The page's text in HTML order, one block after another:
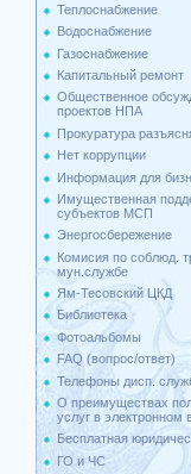
Теплоснабжение
Водоснабжение
Газоснабжение
Капитальный ремонт
Общественное
проектов НПА
Прокуратура
Нет коррупции
Информация для
Имущественная
cубъектов МСП
Энергосбережение
Комисия по соблюд.
мун.службе
Ям-Тесовский ЦКД
Библиотека
Фотоальбомы
FAQ (вопрос/ответ)
Телефоны дисп.
О преимуществах
услуг в электронном
Бесплатная
ГО и ЧС